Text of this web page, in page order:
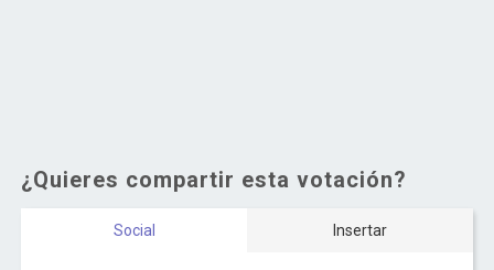
¿Quieres compartir esta votación?
Social Insertar